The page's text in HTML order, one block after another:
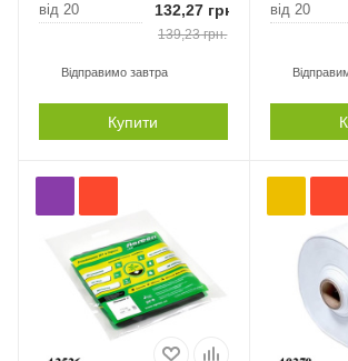
від 20 132,27 грн.
139,23грн.
Відправимо завтра
Купити
від 20